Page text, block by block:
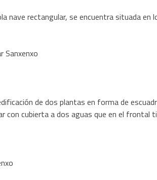
nave rectangular, se encuentra situada en
Sanxenxo
de dos plantas en forma de
con cubierta a dos aguas que en el frontal